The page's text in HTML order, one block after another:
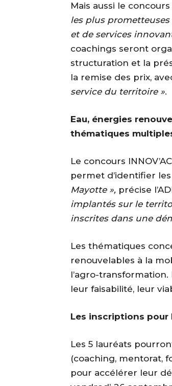
Mais aussi le concours
les plus
et de services
coachings seront
structuration et la
la remise des prix,
service du territoire ».
Eau, énergies
thématiques
Le concours
permet d’identifier
Mayotte », précise
implantés sur le
inscrites dans une
Les thématiques
renouvelables à la
l’agro-
leur faisabilité, leur
Les inscriptions pour
Les 5 lauréats
(coaching, mentorat,
pour accélérer leur